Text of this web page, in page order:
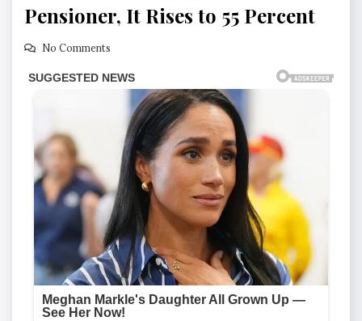
Pensioner, It Rises to 55 Percent
No Comments